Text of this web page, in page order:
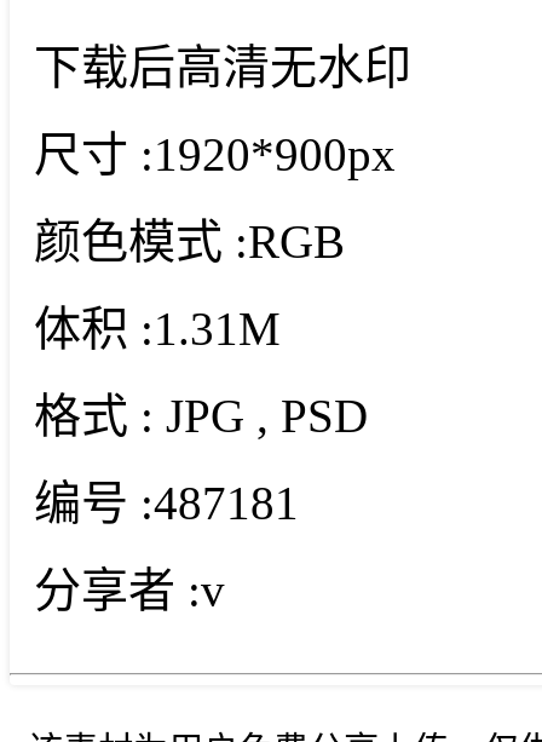
下载后高清无水印
尺寸 :1920*900px
颜色模式 :RGB
体积 :1.31M
格式 : JPG , PSD
编号 :487181
分享者 :v